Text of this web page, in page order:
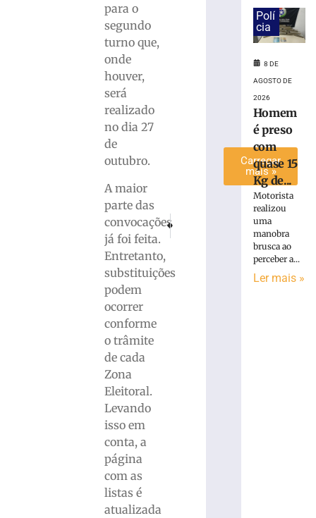
para o
segundo
turno que,
onde
houver,
será
realizado
no dia 27
de
outubro.
A maior
parte das
convocações
já foi feita.
Entretanto,
substituições
podem
ocorrer
conforme
o trâmite
de cada
Zona
Eleitoral.
Levando
isso em
conta, a
página
com as
listas é
atualizada
STJ sofre ataque hacker, mas
PRÓXIMO
No Oeste, professor que beijou aluna na
Brusque
Carregar
mais »
Polí
cia
8 DE
AGOSTO DE
2026
Homem
é preso
com
quase 15
Kg de...
Motorista
realizou
uma
manobra
brusca ao
perceber a...
Ler mais »